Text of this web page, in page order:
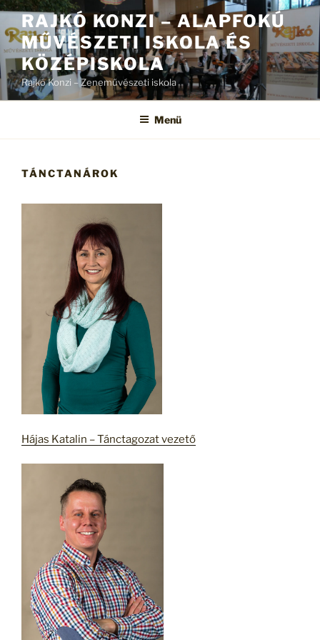
Tartalomhoz
RAJKÓ KONZI – ALAPFOKÚ
MŰVÉSZETI ISKOLA ÉS
KÖZÉPISKOLA
Rajkó Konzi – Zeneművészeti iskola
Menü
TÁNCTANÁROK
Hájas Katalin – Tánctagozat vezető